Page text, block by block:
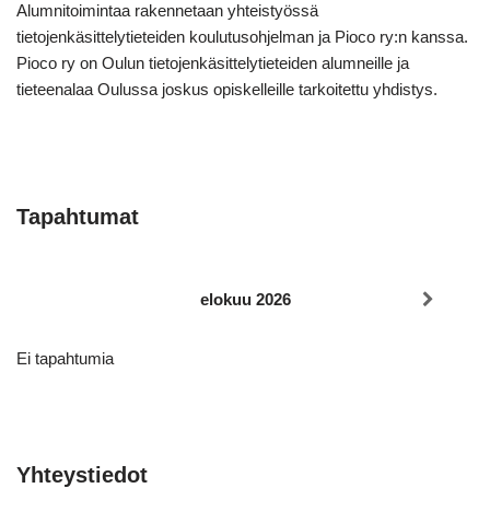
Alumnitoimintaa rakennetaan yhteistyössä
tietojenkäsittelytieteiden koulutusohjelman ja Pioco ry:n kanssa.
Pioco ry on Oulun tietojenkäsittelytieteiden alumneille ja
tieteenalaa Oulussa joskus opiskelleille tarkoitettu yhdistys.
Tapahtumat
elokuu 2026
Ei tapahtumia
Yhteystiedot